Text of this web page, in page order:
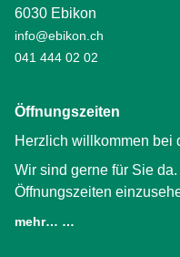
6030 Ebikon
info@ebikon.ch
041 444 02 02
Öffnungszeiten
Herzlich willkommen bei
Wir sind gerne für Sie
Öffnungszeiten
mehr… …